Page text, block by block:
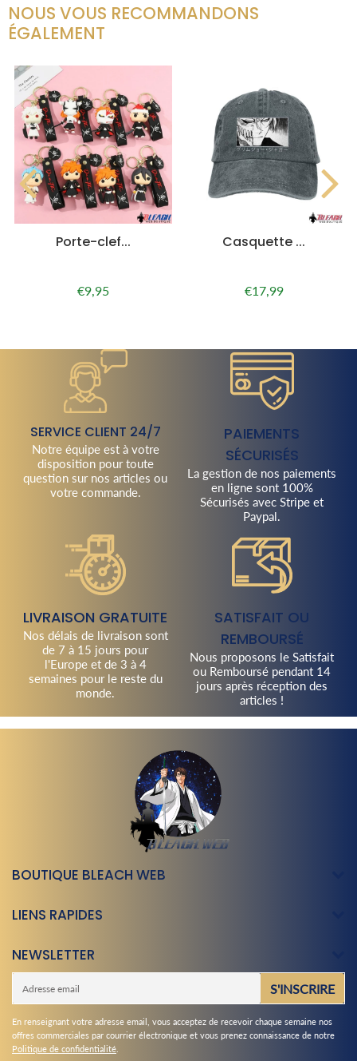
NOUS VOUS RECOMMANDONS
ÉGALEMENT
Porte-clef...
Prix
€9,95
Casquette ...
Prix
€17,99€17,99
SERVICE CLIENT 24/7
Notre équipe est à votre
disposition pour toute
question sur nos articles ou
votre commande.
PAIEMENTS
SÉCURISÉS
La gestion de nos paiements
en ligne sont 100%
Sécurisés avec Stripe et
Paypal.
LIVRAISON GRATUITE
Nos délais de livraison sont
de 7 à 15 jours pour
l'Europe et de 3 à 4
semaines pour le reste du
monde.
SATISFAIT OU
REMBOURSÉ
Nous proposons le Satisfait
ou Remboursé pendant 14
jours après réception des
articles !
BOUTIQUE BLEACH WEB
LIENS RAPIDES
NEWSLETTER
mail
S'INSCRIRE
En renseignant votre adresse email, vous acceptez de recevoir chaque semaine nos
offres commerciales par courrier électronique et vous prenez connaissance de notre
Politique de confidentialité